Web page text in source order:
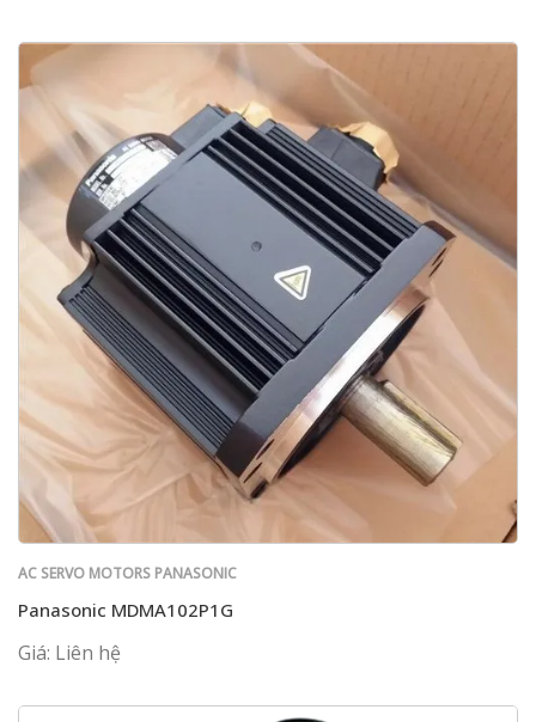
AC SERVO MOTORS PANASONIC
Panasonic MDMA102P1G
Giá: Liên hệ